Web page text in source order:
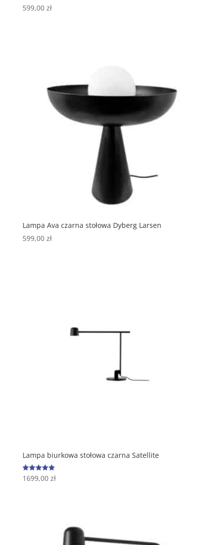
599,00 zł
Lampa Ava czarna stołowa Dyberg Larsen
599,00 zł
Lampa biurkowa stołowa czarna Satellite
Oceniono
5.00
1699,00 zł